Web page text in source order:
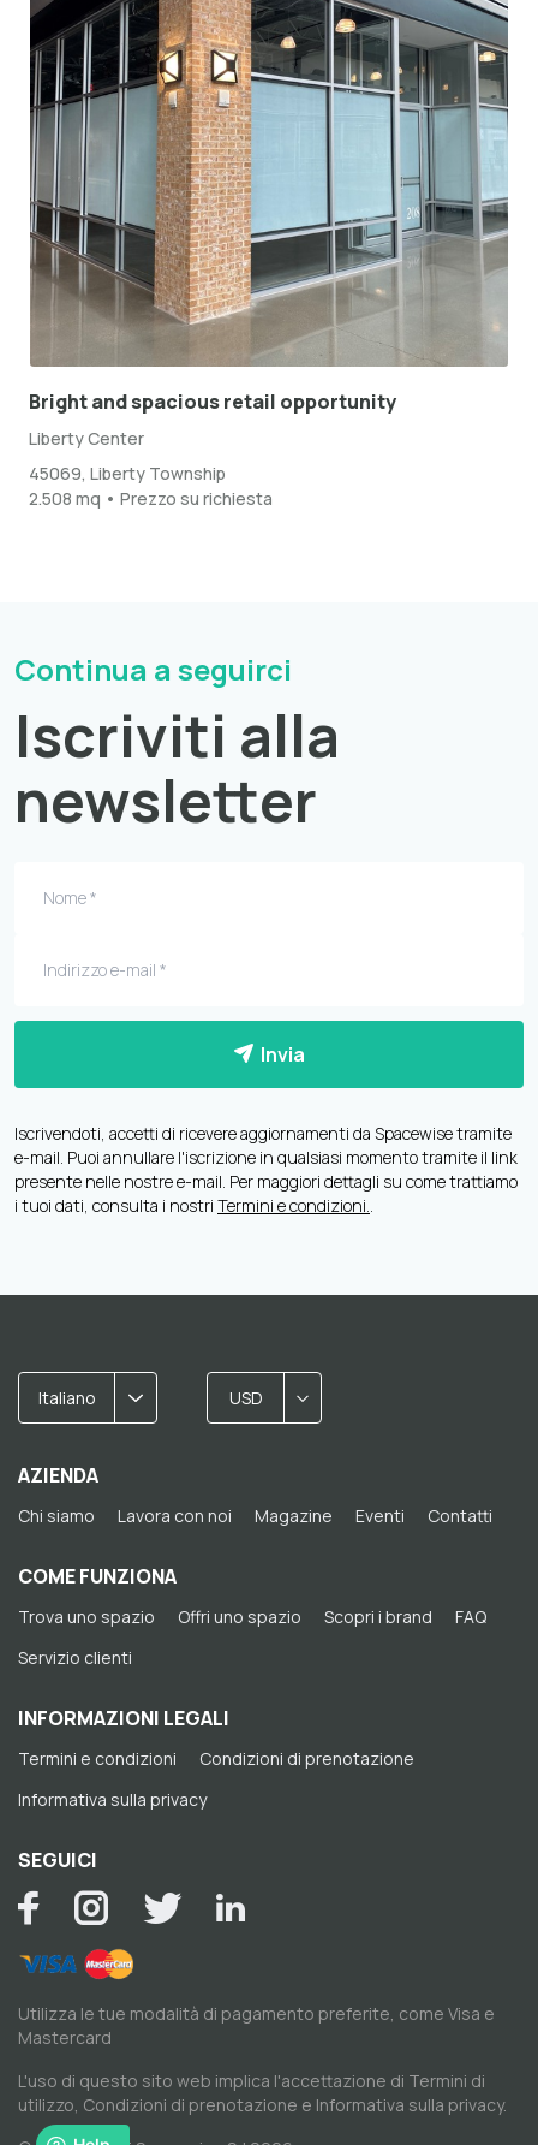
Bright and spacious retail opportunity
Liberty Center
45069, Liberty Township
2.508 mq • Prezzo su richiesta
Continua a seguirci
Iscriviti alla
newsletter
Invia
Iscrivendoti, accetti di ricevere aggiornamenti da Spacewise tramite
e-mail. Puoi annullare l'iscrizione in qualsiasi momento tramite il link
presente nelle nostre e-mail. Per maggiori dettagli su come trattiamo
i tuoi dati, consulta i nostri Termini e condizioni..
Italiano USD
AZIENDA
Chi siamo Lavora con noi Magazine Eventi Contatti
COME FUNZIONA
Trova uno spazio Offri uno spazio Scopri i brand
FAQ
Servizio clienti
INFORMAZIONI LEGALI
Termini e condizioni
Condizioni di prenotazione
Informativa sulla privacy
SEGUICI
Utilizza le tue modalità di pagamento preferite, come Visa e
Mastercard
L'uso di questo sito web implica l'accettazione di Termini di
utilizzo, Condizioni di prenotazione e Informativa sulla privacy.